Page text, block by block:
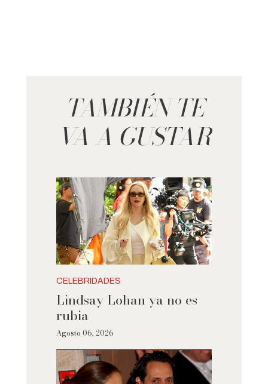
TAMBIÉN TE
VA A GUSTAR
CELEBRIDADES
Lindsay Lohan ya no es
rubia
Agosto 06, 2026